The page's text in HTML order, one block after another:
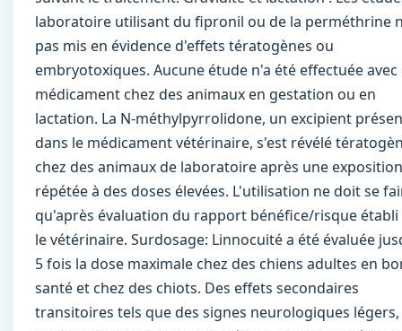
laboratoire utilisant du fipronil ou de la perméthrine
pas mis en évidence d'effets tératogènes ou
embryotoxiques. Aucune étude n'a été effectuée avec
médicament chez des animaux en gestation ou en
lactation. La N-méthylpyrrolidone, un excipient
dans le médicament vétérinaire, s'est révélé
chez des animaux de laboratoire après une exposition
répétée à des doses élevées. L'utilisation ne doit se
qu'après évaluation du rapport bénéfice/risque
le vétérinaire. Surdosage: Linnocuité a été évaluée
5 fois la dose maximale chez des chiens adultes en
santé et chez des chiots. Des effets secondaires
transitoires tels que des signes neurologiques légers,